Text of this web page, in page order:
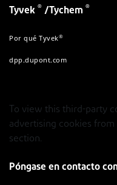
Tyvek ® /Tychem ®
Por qué Tyvek®
dpp.dupont.com
To view this third-party
advertising cookies
section.
Póngase en contacto